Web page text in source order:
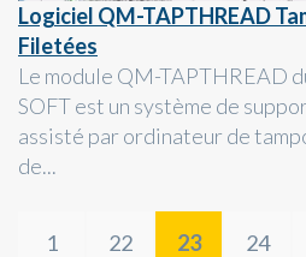
Logiciel QM-TAPTHREAD
Filetées
Le module QM-TAPTHREAD
SOFT est un système de
assisté par ordinateur de
de...
1 22 23 24